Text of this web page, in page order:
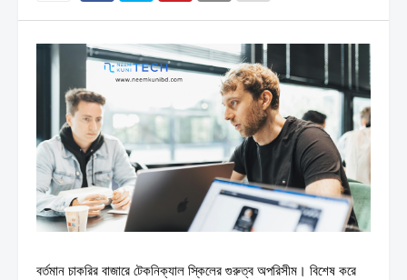
বর্তমান চাকরির বাজারে টেকনিক্যাল স্কিলের গুরুত্ব অপরিসীম। বিশেষ করে